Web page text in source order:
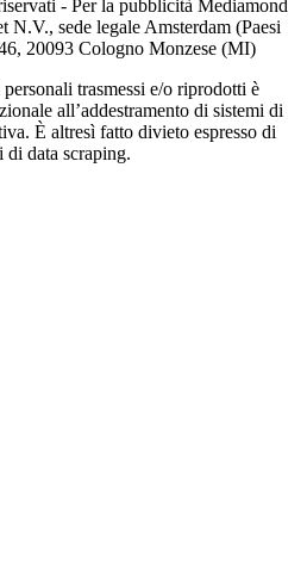
- Per la pubblicità Mediamond
sede legale Amsterdam (Paesi
20093 Cologno Monzese (MI)
trasmessi e/o riprodotti è
all’addestramento di sistemi di
È altresì fatto divieto espresso di
di data scraping.